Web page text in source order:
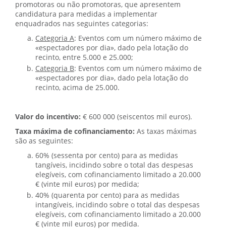
promotoras ou não promotoras, que apresentem
candidatura para medidas a implementar
enquadrados nas seguintes categorias:
Categoria A: Eventos com um número máximo de
«espectadores por dia», dado pela lotação do
recinto, entre 5.000 e 25.000;
Categoria B: Eventos com um número máximo de
«espectadores por dia», dado pela lotação do
recinto, acima de 25.000.
Valor do incentivo: € 600 000 (seiscentos mil euros).
Taxa máxima de cofinanciamento: As taxas máximas
são as seguintes:
60% (sessenta por cento) para as medidas
tangíveis, incidindo sobre o total das despesas
elegíveis, com cofinanciamento limitado a 20.000
€ (vinte mil euros) por medida;
40% (quarenta por cento) para as medidas
intangíveis, incidindo sobre o total das despesas
elegíveis, com cofinanciamento limitado a 20.000
€ (vinte mil euros) por medida.